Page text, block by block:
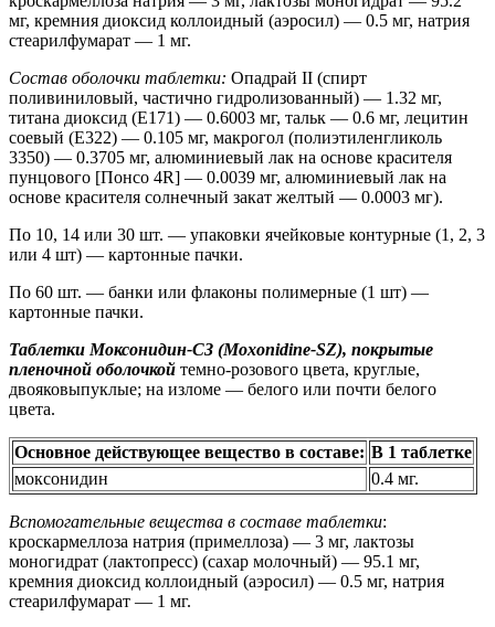
мг, кремния диоксид коллоидный (аэросил) — 0.5 мг, натрия
стеарилфумарат — 1 мг.
Состав оболочки таблетки: Опадрай II (спирт
поливиниловый, частично гидролизованный) — 1.32 мг,
титана диоксид (E171) — 0.6003 мг, тальк — 0.6 мг, лецитин
соевый (E322) — 0.105 мг, макрогол (полиэтиленгликоль
3350) — 0.3705 мг, алюминиевый лак на основе красителя
пунцового [Понсо 4R] — 0.0039 мг, алюминиевый лак на
основе красителя солнечный закат желтый — 0.0003 мг).
По 10, 14 или 30 шт. — упаковки ячейковые контурные (1, 2, 3
или 4 шт) — картонные пачки.
По 60 шт. — банки или флаконы полимерные (1 шт) —
картонные пачки.
Таблетки Моксонидин-СЗ (Moxonidine-SZ), покрытые
пленочной оболочкой темно-розового цвета, круглые,
двояковыпуклые; на изломе — белого или почти белого
цвета.
Основное действующее вещество в составе: В 1 таблетке
моксонидин
0.4 мг.
Вспомогательные вещества в составе таблетки:
кроскармеллоза натрия (примеллоза) — 3 мг, лактозы
моногидрат (лактопресс) (сахар молочный) — 95.1 мг,
кремния диоксид коллоидный (аэросил) — 0.5 мг, натрия
стеарилфумарат — 1 мг.